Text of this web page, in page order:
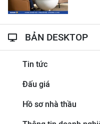
BẢN DESKTOP
Tin tức
Đấu giá
Hồ sơ nhà thầu